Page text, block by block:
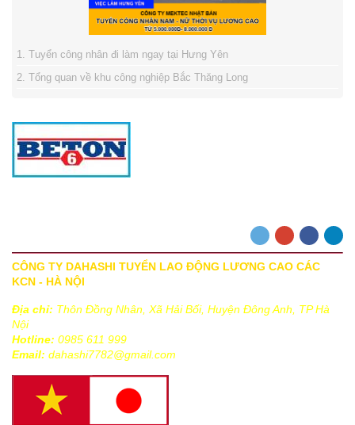
1. Tuyển công nhân đi làm ngay tại Hưng Yên
2. Tổng quan về khu công nghiệp Bắc Thăng Long
4. Tuyển bóng đá nữ Việt Nam giành ngôi vô địch
CÔNG TY DAHASHI TUYỂN LAO ĐỘNG LƯƠNG CAO CÁC
KCN - HÀ NỘI
Địa chỉ: Thôn Đồng Nhân, Xã Hải Bối, Huyện Đông Anh, TP Hà
Nội
Hotline: 0985 611 999
Email: dahashi7782@gmail.com